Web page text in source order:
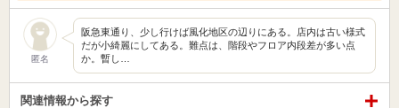
匿名
阪急東通り、少し行けば風化地区の辺りにある。店内は古い様式
だが小綺麗にしてある。難点は、階段やフロア内段差が多い点
か。暫し…
関連情報から探す